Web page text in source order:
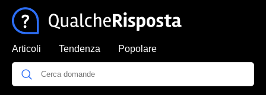
Articoli Tendenza Popolare